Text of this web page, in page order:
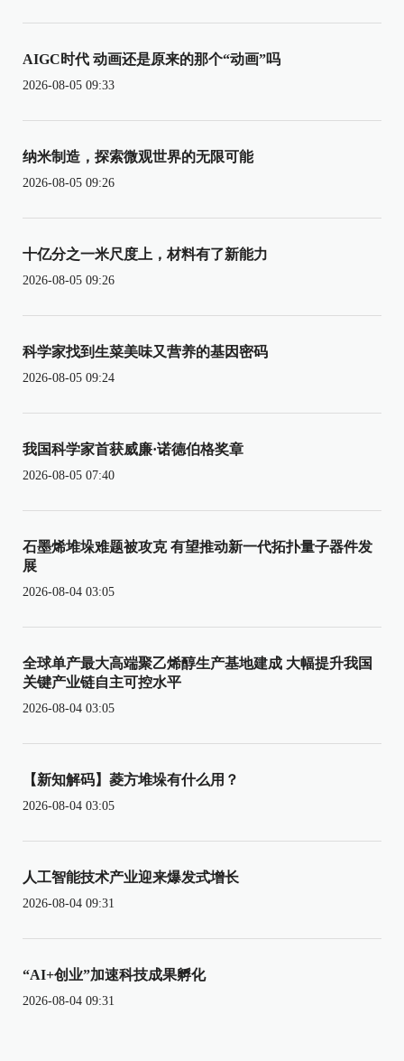
AIGC时代 动画还是原来的那个“动画”吗
2026-08-05 09:33
纳米制造，探索微观世界的无限可能
2026-08-05 09:26
十亿分之一米尺度上，材料有了新能力
2026-08-05 09:26
科学家找到生菜美味又营养的基因密码
2026-08-05 09:24
我国科学家首获威廉·诺德伯格奖章
2026-08-05 07:40
石墨烯堆垛难题被攻克 有望推动新一代拓扑量子器件发
展
2026-08-04 03:05
全球单产最大高端聚乙烯醇生产基地建成 大幅提升我国
关键产业链自主可控水平
2026-08-04 03:05
【新知解码】菱方堆垛有什么用？
2026-08-04 03:05
人工智能技术产业迎来爆发式增长
2026-08-04 09:31
“AI+创业”加速科技成果孵化
2026-08-04 09:31